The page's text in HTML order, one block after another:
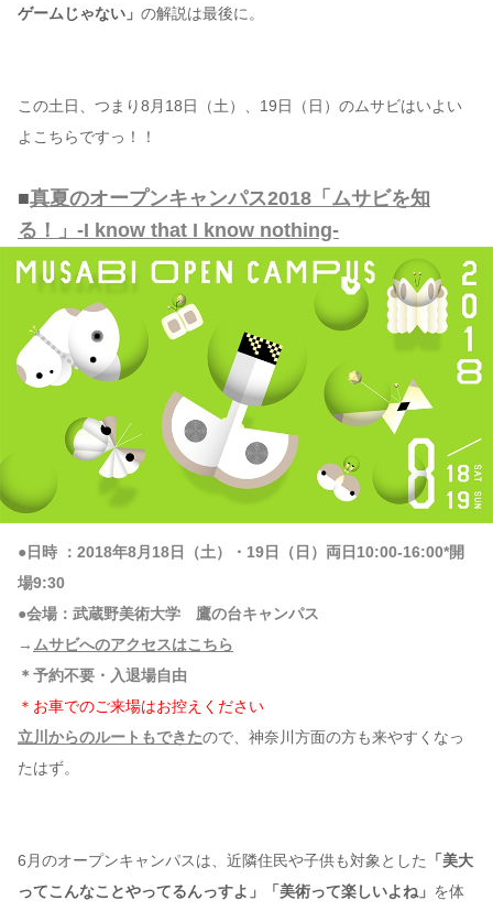
ゲームじゃない」 の解説は最後に。
この土日、つまり8月18日（土）、19日（日）のムサビはいよい
よこちらですっ！！
■真夏のオープンキャンパス2018「ムサビを知
る！」-I know that I know nothing-
●日時 ：2018年8月18日（土）・19日（日）両日10:00-16:00*開
場9:30
●会場：武蔵野美術大学 鷹の台キャンパス
→ ムサビへのアクセスはこちら
＊予約不要・入退場自由
＊お車でのご来場はお控えください
立川からのルートもできたので、神奈川方面の方も来やすくなっ
たはず。
6月のオープンキャンパスは、近隣住民や子供も対象とした
「美大
ってこんなことやってるんっすよ」「美術って楽しいよね」 を体